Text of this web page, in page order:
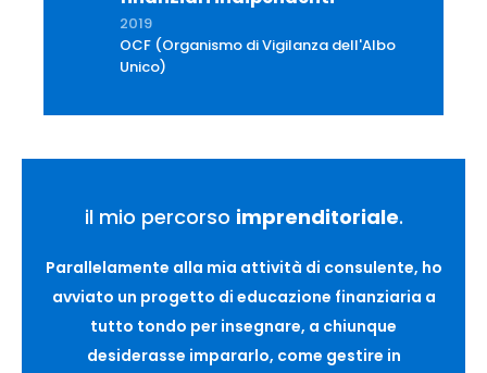
2019
OCF (Organismo di Vigilanza dell'Albo
Unico)
il mio percorso imprenditoriale.
Parallelamente alla mia attività di consulente, ho
avviato un progetto di educazione finanziaria a
tutto tondo per insegnare, a chiunque
desiderasse impararlo, come gestire in